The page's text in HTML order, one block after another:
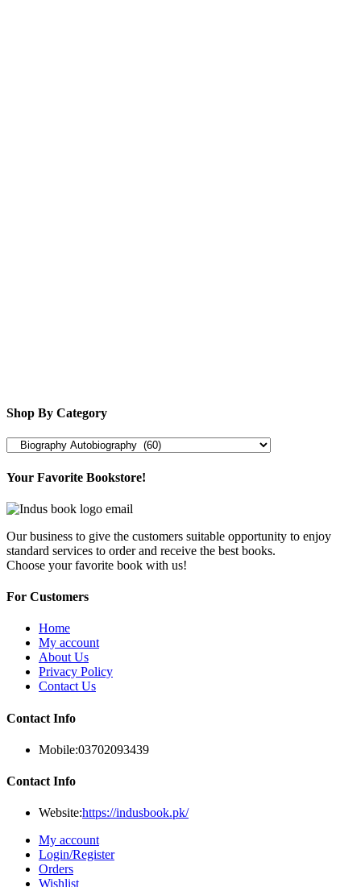
Shop By Category
Your Favorite Bookstore!
Our business to give the customers suitable opportunity to enjoy
standard services to order and receive the best books.
Choose your favorite book with us!
For Customers
Home
My account
About Us
Privacy Policy
Contact Us
Contact Info
Mobile:03702093439
Contact Info
Website:https://indusbook.pk/
My account
Login/Register
Orders
Wishlist